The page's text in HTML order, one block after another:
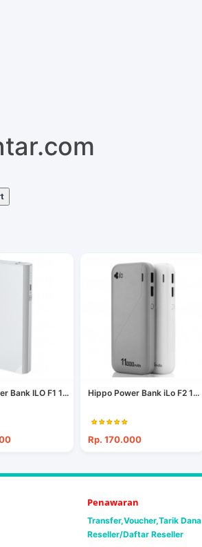
Bank ILO F1 1... Hippo Power Bank iLo F2 1...
Rp. 170.000
Penawaran
Transfer,Voucher,Tarik Dana
Reseller/Daftar Reseller